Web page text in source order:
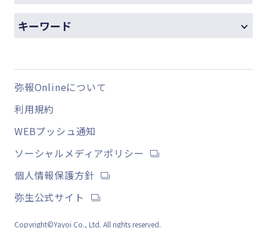
キーワード
弥報Onlineについて
利用規約
WEBプッシュ通知
ソーシャルメディアポリシー
個人情報保護方針
弥生公式サイト
Copyright©Yayoi Co., Ltd. All rights reserved.